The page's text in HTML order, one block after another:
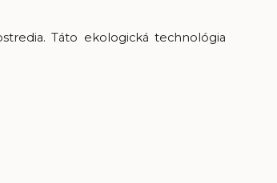
Táto ekologická technológia